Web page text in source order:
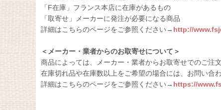
「F在庫」フランス本店に在庫があるもの
「取寄せ」メーカーに発注が必要になる商品
詳細はこちらのページをご参照ください→ http://
＜メーカー・業者からのお取寄せについて＞
商品によっては、メーカー・業者からお取寄せでのご注
在庫切れ品や在庫数以上をご希望の場合には、お問い合わ
詳細はこちらのページをご参照ください→ https://